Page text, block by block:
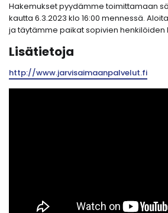
Hakemukset pyydämme toimittamaan
kautta 6.3.2023 klo 16:00 mennessä.
ja täytämme paikat sopivien henkilöiden
Lisätietoja
http://www.jarvisaimaanpalvelut.fi